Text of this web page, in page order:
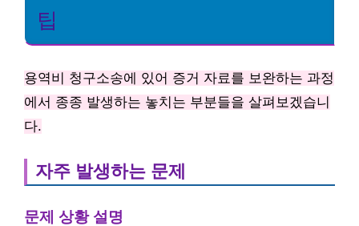
팁
용역비 청구소송에 있어 증거 자료를 보완하는 과정
에서 종종 발생하는 놓치는 부분들을 살펴보겠습니
다.
자주 발생하는 문제
문제 상황 설명